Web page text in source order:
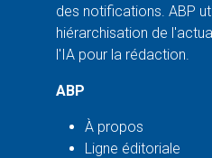
des notifications. ABP
hiérarchisation de
l'IA pour la rédaction.
ABP
À propos
Ligne éditoriale